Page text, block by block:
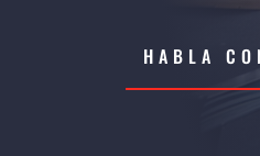
HABLA